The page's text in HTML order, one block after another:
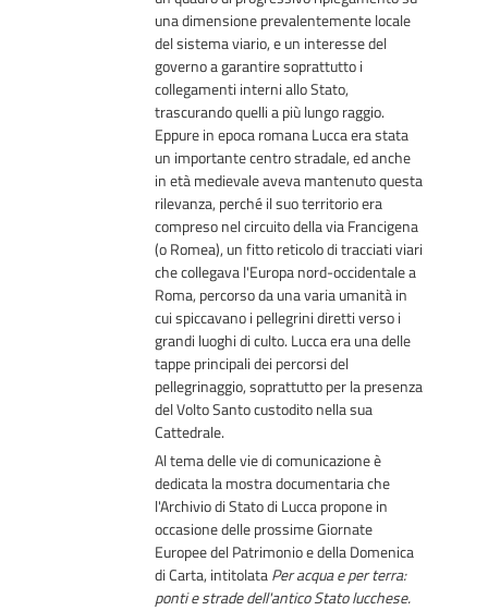
una dimensione prevalentemente locale
del sistema viario, e un interesse del
governo a garantire soprattutto i
collegamenti interni allo Stato,
trascurando quelli a più lungo raggio.
Eppure in epoca romana Lucca era stata
un importante centro stradale, ed anche
in età medievale aveva mantenuto questa
rilevanza, perché il suo territorio era
compreso nel circuito della via Francigena
(o Romea), un fitto reticolo di tracciati viari
che collegava l'Europa nord-occidentale a
Roma, percorso da una varia umanità in
cui spiccavano i pellegrini diretti verso i
grandi luoghi di culto. Lucca era una delle
tappe principali dei percorsi del
pellegrinaggio, soprattutto per la presenza
del Volto Santo custodito nella sua
Cattedrale.
Al tema delle vie di comunicazione è
dedicata la mostra documentaria che
l'Archivio di Stato di Lucca propone in
occasione delle prossimeGiornate
Europee del Patrimonioe dellaDomenica
di Carta, intitolataPer acqua e per terra:
ponti e strade dell'antico Stato lucchese.